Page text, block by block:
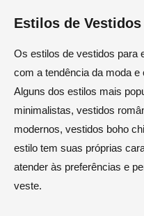
Estilos de
Os estilos de vestidos para
com a tendência da moda e
Alguns dos estilos mais
minimalistas, vestidos
modernos, vestidos boho
estilo tem suas próprias
atender às preferências e
veste.